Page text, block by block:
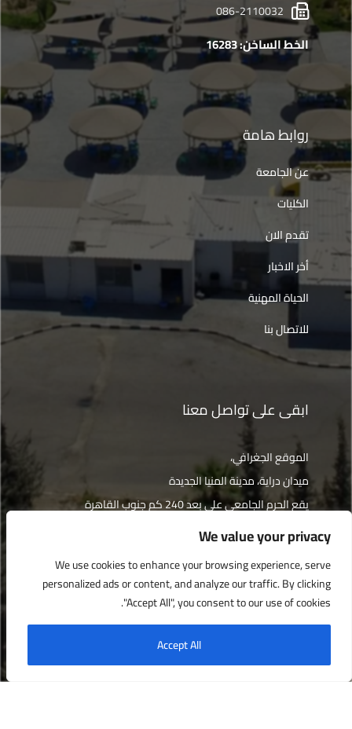
We value your privacy
We use cookies to enhance your browsing experience, serve
personalized ads or content, and analyze our traffic. By clicking
"Accept All", you consent to our use of cookies.
Accept All
086-2110032
الخط الساخن: 16283
روابط هامة
عن الجامعة
الكليات
تقدم الان
أخر الاخبار
الحياة المهنية
للاتصال بنا
ابقى على تواصل معنا
الموقع الجغرافي،
ميدان دراية، مدينة المنيا الجديدة
يقع الحرم الجامعي على بعد 240 كم جنوب القاهرة
الإتجاهات
جميع الحقوق محفوظة © جامعة دراية 2022